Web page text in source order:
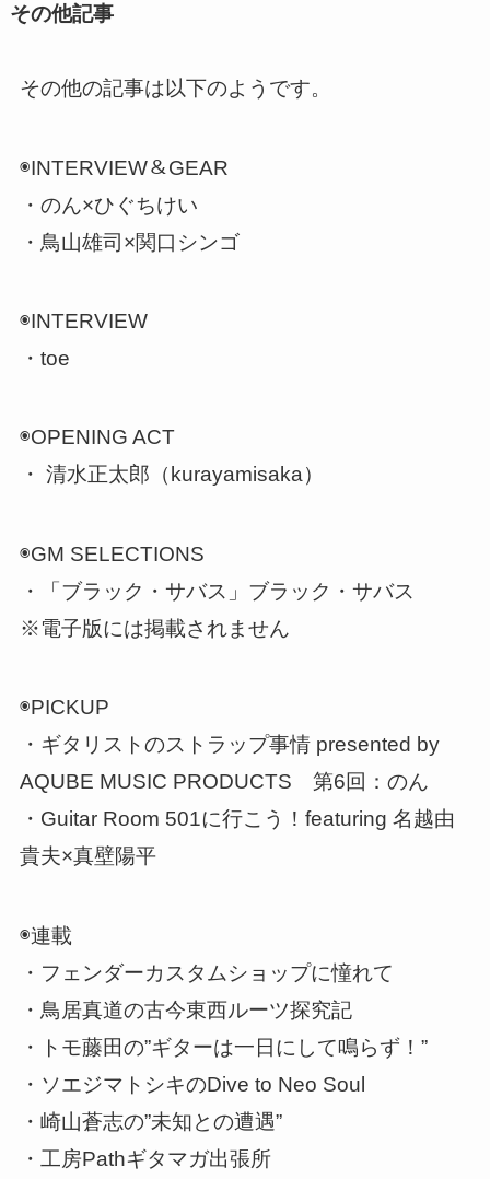
その他記事
その他の記事は以下のようです。
◉INTERVIEW＆GEAR
・のん×ひぐちけい
・鳥山雄司×関口シンゴ
◉INTERVIEW
・toe
◉OPENING ACT
・ 清水正太郎（kurayamisaka）
◉GM SELECTIONS
・「ブラック・サバス」ブラック・サバス
※電子版には掲載されません
◉PICKUP
・ギタリストのストラップ事情 presented by
AQUBE MUSIC PRODUCTS 第6回：のん
・Guitar Room 501に行こう！featuring 名越由
貴夫×真壁陽平
◉連載
・フェンダーカスタムショップに憧れて
・鳥居真道の古今東西ルーツ探究記
・トモ藤田の”ギターは一日にして鳴らず！”
・ソエジマトシキのDive to Neo Soul
・崎山蒼志の”未知との遭遇”
・工房Pathギタマガ出張所